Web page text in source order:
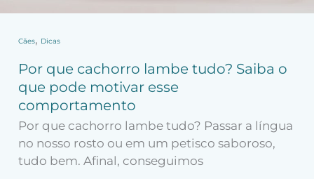
Cães, Dicas
Por que cachorro lambe tudo? Saiba o
que pode motivar esse
comportamento
Por que cachorro lambe tudo? Passar a língua
no nosso rosto ou em um petisco saboroso,
tudo bem. Afinal, conseguimos